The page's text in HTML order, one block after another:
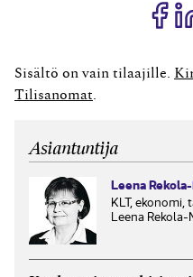
Sisältö on vain tilaajille.
Tilisanomat
Asiantuntija
Leena
KLT,
Leena Rekola-